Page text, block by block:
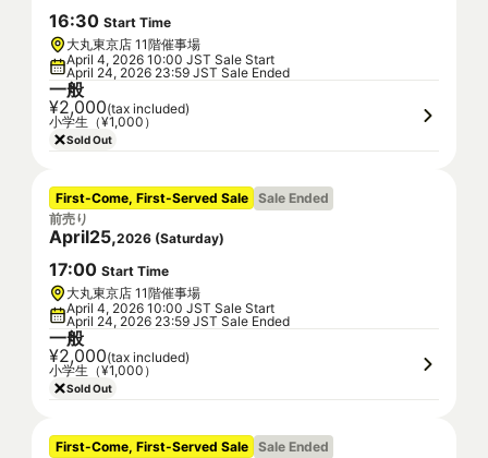
16:30 Start Time
大丸東京店 11階催事場
April 4, 2026 10:00 JST Sale Start
April 24, 2026 23:59 JST Sale Ended
一般
¥2,000(tax included)
小学生（¥1,000）
Sold Out
First-Come, First-Served Sale Sale Ended
前売り
April25,2026 (Saturday)
17:00 Start Time
大丸東京店 11階催事場
April 4, 2026 10:00 JST Sale Start
April 24, 2026 23:59 JST Sale Ended
一般
¥2,000(tax included)
小学生（¥1,000）
Sold Out
First-Come, First-Served Sale Sale Ended